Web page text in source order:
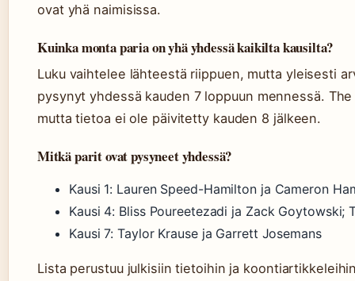
ovat yhä naimisissa.
Kuinka monta paria on yhä yhdessä kaikilta kausilta?
Luku vaihtelee lähteestä riippuen, mutta yleisesti
pysynyt yhdessä kauden 7 loppuun mennessä.
mutta tietoa ei ole päivitetty kauden 8 jälkeen.
Mitkä parit ovat pysyneet yhdessä?
Kausi 1: Lauren Speed-Hamilton ja Cameron
Kausi 4: Bliss Poureetezadi ja Zack Goytowski;
Kausi 7: Taylor Krause ja Garrett Josemans
Lista perustuu julkisiin tietoihin ja